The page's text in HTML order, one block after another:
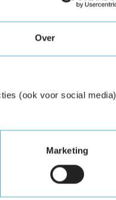
Over
(ook voor social media)
Marketing
spelen in op
en de
en